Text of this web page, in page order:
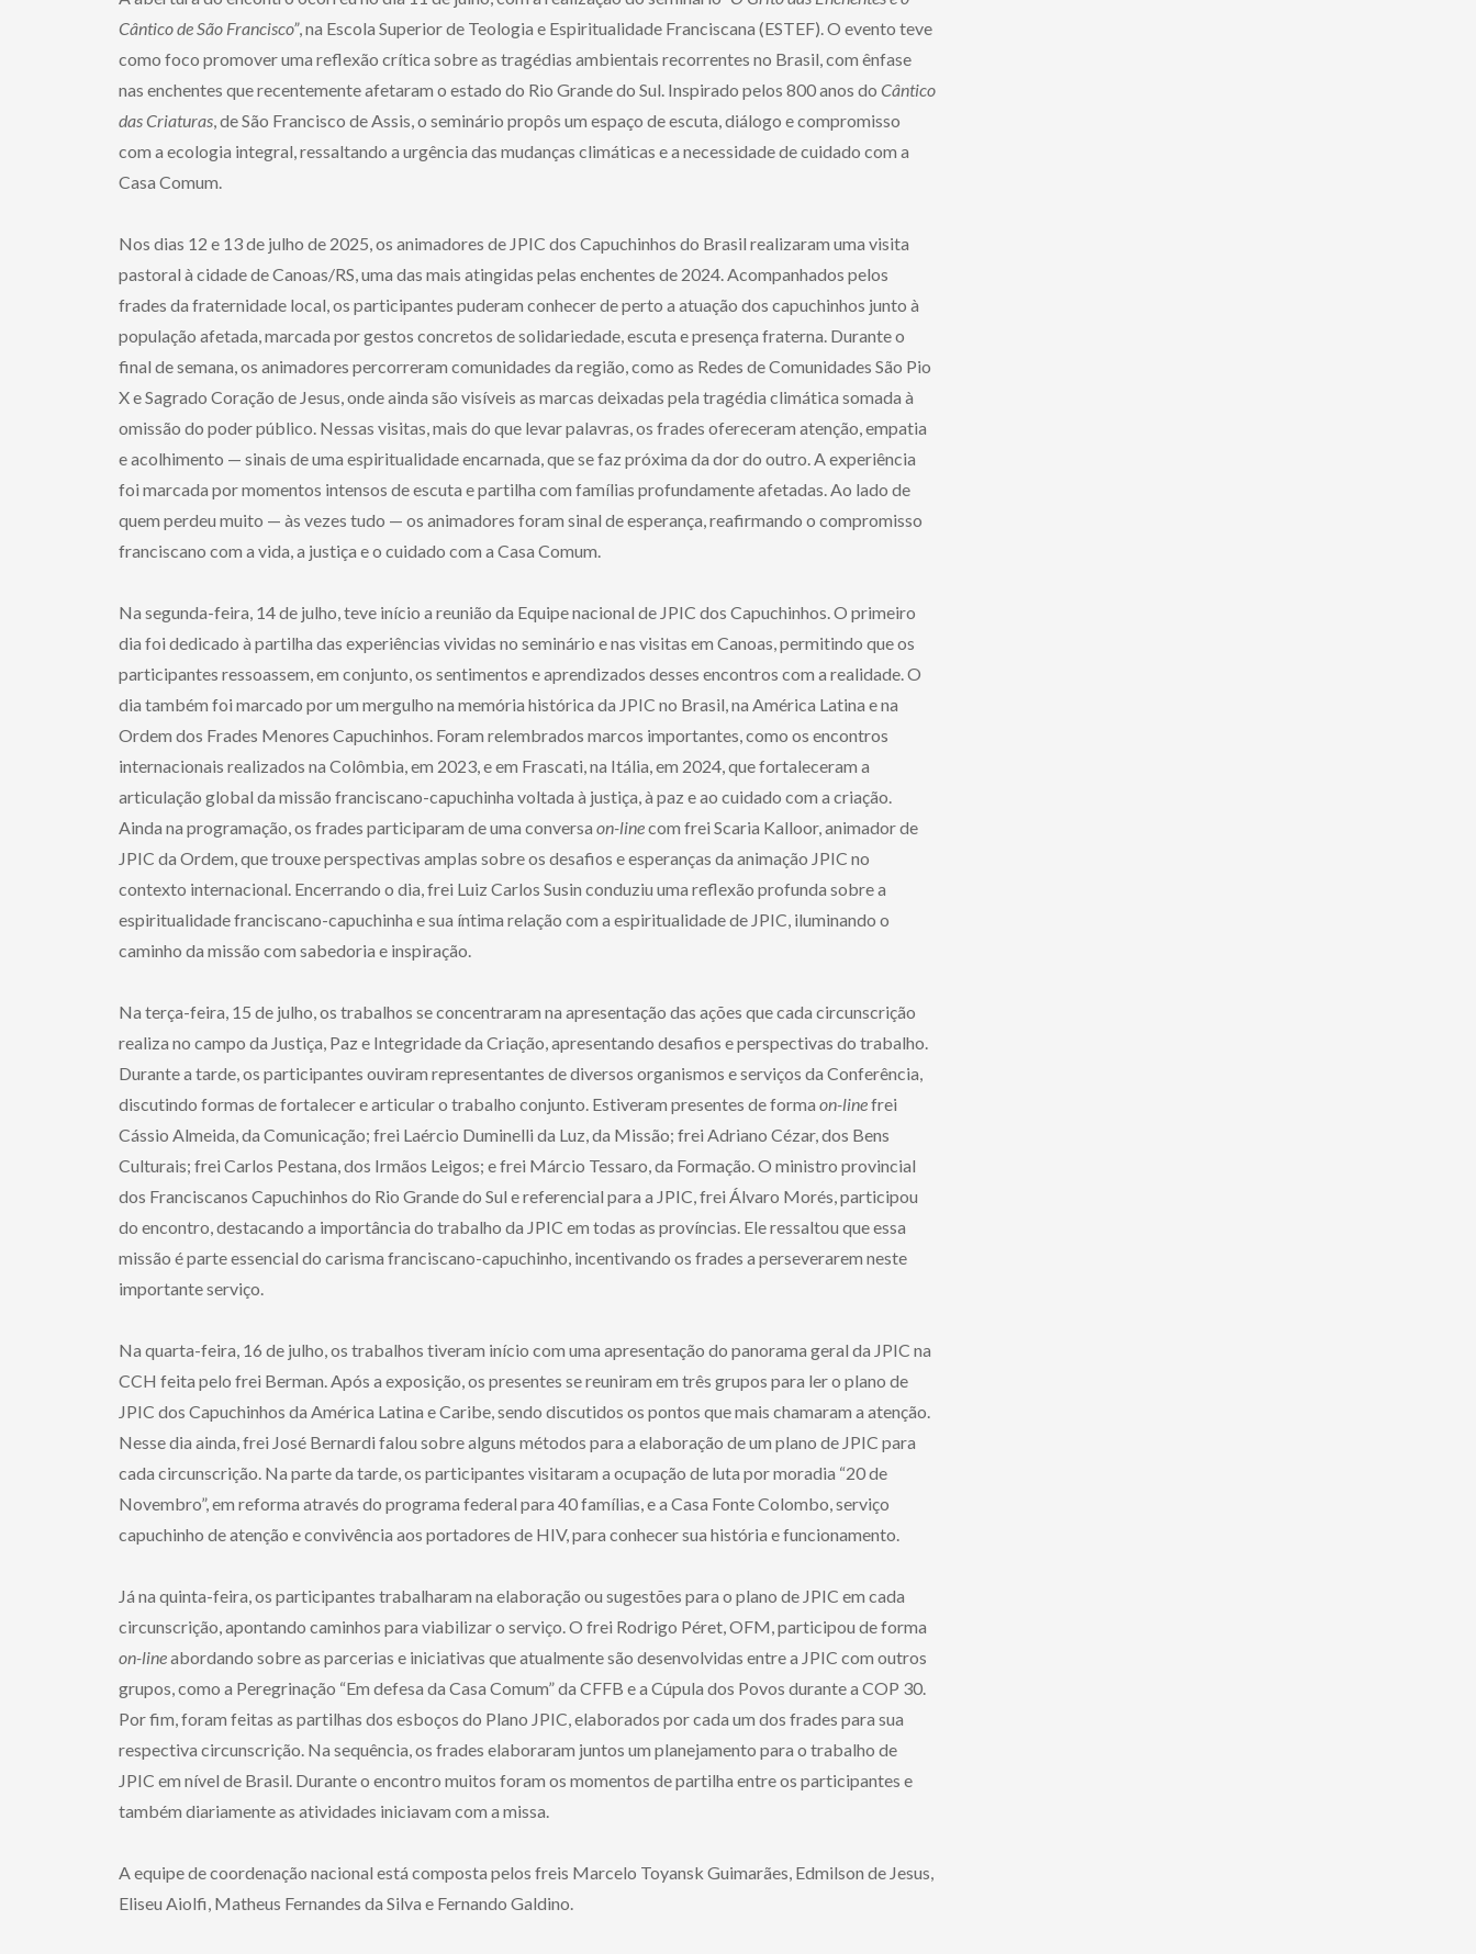
Cântico de São Francisco”, na Escola Superior de Teologia e Espiritualidade Franciscana (ESTEF). O evento teve
como foco promover uma reflexão crítica sobre as tragédias ambientais recorrentes no Brasil, com ênfase
nas enchentes que recentemente afetaram o estado do Rio Grande do Sul. Inspirado pelos 800 anos do Cântico
das Criaturas, de São Francisco de Assis, o seminário propôs um espaço de escuta, diálogo e compromisso
com a ecologia integral, ressaltando a urgência das mudanças climáticas e a necessidade de cuidado com a
Casa Comum.
Nos dias 12 e 13 de julho de 2025, os animadores de JPIC dos Capuchinhos do Brasil realizaram uma visita
pastoral à cidade de Canoas/RS, uma das mais atingidas pelas enchentes de 2024. Acompanhados pelos
frades da fraternidade local, os participantes puderam conhecer de perto a atuação dos capuchinhos junto à
população afetada, marcada por gestos concretos de solidariedade, escuta e presença fraterna. Durante o
final de semana, os animadores percorreram comunidades da região, como as Redes de Comunidades São Pio
X e Sagrado Coração de Jesus, onde ainda são visíveis as marcas deixadas pela tragédia climática somada à
omissão do poder público. Nessas visitas, mais do que levar palavras, os frades ofereceram atenção, empatia
e acolhimento — sinais de uma espiritualidade encarnada, que se faz próxima da dor do outro. A experiência
foi marcada por momentos intensos de escuta e partilha com famílias profundamente afetadas. Ao lado de
quem perdeu muito — às vezes tudo — os animadores foram sinal de esperança, reafirmando o compromisso
franciscano com a vida, a justiça e o cuidado com a Casa Comum.
Na segunda-feira, 14 de julho, teve início a reunião da Equipe nacional de JPIC dos Capuchinhos. O primeiro
dia foi dedicado à partilha das experiências vividas no seminário e nas visitas em Canoas, permitindo que os
participantes ressoassem, em conjunto, os sentimentos e aprendizados desses encontros com a realidade. O
dia também foi marcado por um mergulho na memória histórica da JPIC no Brasil, na América Latina e na
Ordem dos Frades Menores Capuchinhos. Foram relembrados marcos importantes, como os encontros
internacionais realizados na Colômbia, em 2023, e em Frascati, na Itália, em 2024, que fortaleceram a
articulação global da missão franciscano-capuchinha voltada à justiça, à paz e ao cuidado com a criação.
Ainda na programação, os frades participaram de uma conversa on-linecom frei Scaria Kalloor, animador de
JPIC da Ordem, que trouxe perspectivas amplas sobre os desafios e esperanças da animação JPIC no
contexto internacional. Encerrando o dia, frei Luiz Carlos Susin conduziu uma reflexão profunda sobre a
espiritualidade franciscano-capuchinha e sua íntima relação com a espiritualidade de JPIC, iluminando o
caminho da missão com sabedoria e inspiração.
Na terça-feira, 15 de julho, os trabalhos se concentraram na apresentação das ações que cada circunscrição
realiza no campo da Justiça, Paz e Integridade da Criação, apresentando desafios e perspectivas do trabalho.
Durante a tarde, os participantes ouviram representantes de diversos organismos e serviços da Conferência,
discutindo formas de fortalecer e articular o trabalho conjunto. Estiveram presentes de forma on-linefrei
Cássio Almeida, da Comunicação; frei Laércio Duminelli da Luz, da Missão; frei Adriano Cézar, dos Bens
Culturais; frei Carlos Pestana, dos Irmãos Leigos; e frei Márcio Tessaro, da Formação. O ministro provincial
dos Franciscanos Capuchinhos do Rio Grande do Sul e referencial para a JPIC, frei Álvaro Morés, participou
do encontro, destacando a importância do trabalho da JPIC em todas as províncias. Ele ressaltou que essa
missão é parte essencial do carisma franciscano-capuchinho, incentivando os frades a perseverarem neste
importante serviço.
Na quarta-feira, 16 de julho, os trabalhos tiveram início com uma apresentação do panorama geral da JPIC na
CCH feita pelo frei Berman. Após a exposição, os presentes se reuniram em três grupos para ler o plano de
JPIC dos Capuchinhos da América Latina e Caribe, sendo discutidos os pontos que mais chamaram a atenção.
Nesse dia ainda, frei José Bernardi falou sobre alguns métodos para a elaboração de um plano de JPIC para
cada circunscrição. Na parte da tarde, os participantes visitaram a ocupação de luta por moradia “20 de
Novembro”, em reforma através do programa federal para 40 famílias, e a Casa Fonte Colombo, serviço
capuchinho de atenção e convivência aos portadores de HIV, para conhecer sua história e funcionamento.
Já na quinta-feira, os participantes trabalharam na elaboração ou sugestões para o plano de JPIC em cada
circunscrição, apontando caminhos para viabilizar o serviço. O frei Rodrigo Péret, OFM, participou de forma
on-lineabordando sobre as parcerias e iniciativas que atualmente são desenvolvidas entre a JPIC com outros
grupos, como a Peregrinação “Em defesa da Casa Comum” da CFFB e a Cúpula dos Povos durante a COP 30.
Por fim, foram feitas as partilhas dos esboços do Plano JPIC, elaborados por cada um dos frades para sua
respectiva circunscrição. Na sequência, os frades elaboraram juntos um planejamento para o trabalho de
JPIC em nível de Brasil. Durante o encontro muitos foram os momentos de partilha entre os participantes e
também diariamente as atividades iniciavam com a missa.
A equipe de coordenação nacional está composta pelos freis Marcelo Toyansk Guimarães, Edmilson de Jesus,
Eliseu Aiolfi, Matheus Fernandes da Silva e Fernando Galdino.